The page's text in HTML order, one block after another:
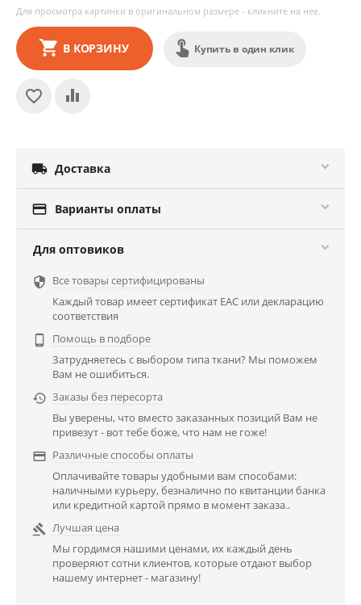
Для просмотра картинки в оригинальном размере - кликните на нее.
В КОРЗИНУ Купить в один клик
 Доставка
 Варианты оплаты
Для оптовиков
 Все товары сертифицированы
Каждый товар имеет сертификат EAC или декларацию
соответствия

Помощь в подборе
Затрудняетесь с выбором типа ткани? Мы поможем
Вам не ошибиться.
 Заказы без пересорта
Вы уверены, что вместо заказанных позиций Вам не
привезут - вот тебе боже, что нам не гоже!
 Различные способы оплаты
Оплачивайте товары удобными вам способами:
наличными курьеру, безналично по квитанции банка
или кредитной картой прямо в момент заказа..
 Лучшая цена
Мы гордимся нашими ценами, их каждый день
проверяют сотни клиентов, которые отдают выбор
нашему интернет - магазину!